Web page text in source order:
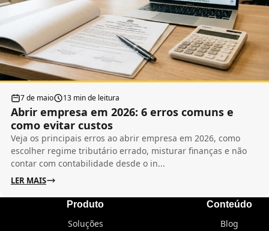
7 de maio 13 min de leitura
Abrir empresa em 2026: 6 erros comuns e
como evitar custos
Veja os principais erros ao abrir empresa em 2026, como
escolher regime tributário errado, misturar finanças e não
contar com contabilidade desde o in...
LER MAIS
Produto
Soluções
Conteúdo
Blog